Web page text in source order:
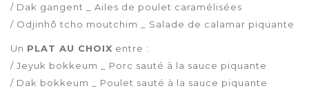
/ Dak gangent _ Ailes de poulet caramélisées
/ Odjinhô tcho moutchim _ Salade de calamar piquante
Un PLAT AU CHOIX entre :
/ Jeyuk bokkeum _ Porc sauté à la sauce piquante
/ Dak bokkeum _ Poulet sauté à la sauce piquante